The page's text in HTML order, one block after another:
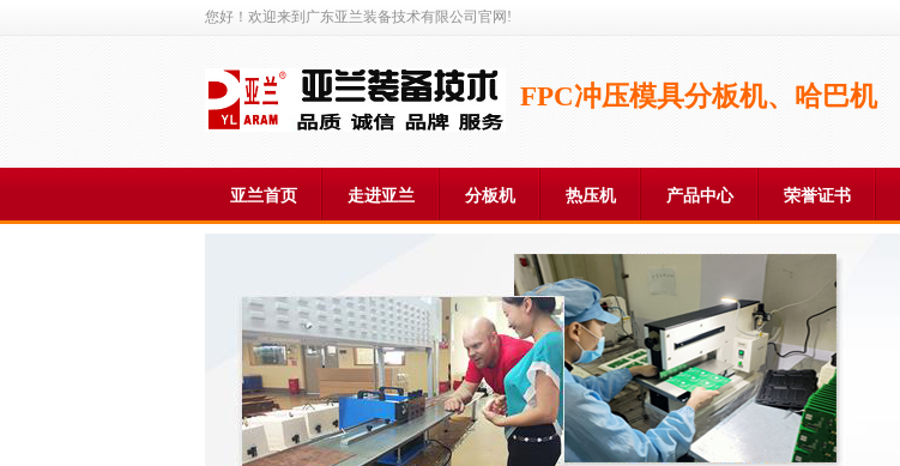
您好！欢迎来到广东亚兰装备技术有限公司官网!
FPC冲压模具分板机、哈巴机
亚兰首页 走进亚兰 分板机 热压机 产品中心 荣誉证书